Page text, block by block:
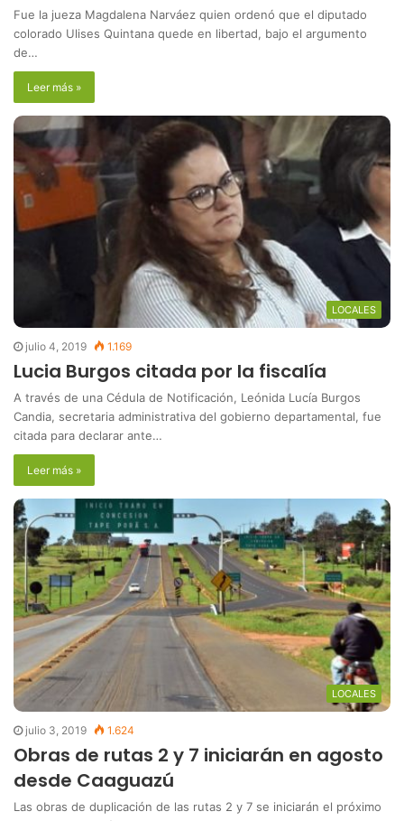
Fue la jueza Magdalena Narváez quien ordenó que el diputado
colorado Ulises Quintana quede en libertad, bajo el argumento
de…
Leer más »
LOCALES
julio 4, 2019 1.169
Lucia Burgos citada por la fiscalía
A través de una Cédula de Notificación, Leónida Lucía Burgos
Candia, secretaria administrativa del gobierno departamental, fue
citada para declarar ante…
Leer más »
LOCALES
julio 3, 2019 1.624
Obras de rutas 2 y 7 iniciarán en agosto
desde Caaguazú
Las obras de duplicación de las rutas 2 y 7 se iniciarán el próximo